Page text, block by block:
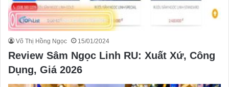
Võ Thị Hồng Ngọc 15/01/2024
Review Sâm Ngọc Linh RU: Xuất Xứ, Công
Dụng, Giá 2026